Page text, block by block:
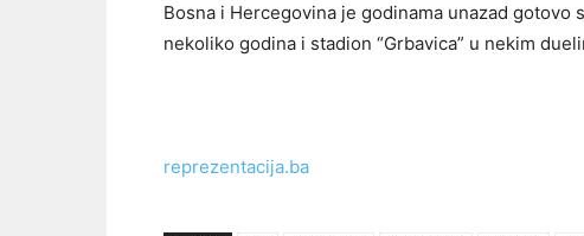
Bosna i Hercegovina je godinama unazad
nekoliko godina i stadion “Grbavica” u nekim
reprezentacija.ba